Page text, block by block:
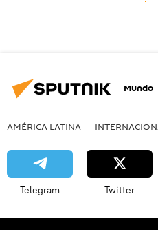
Mundo
AMÉRICA LATINA
Telegram Twitter